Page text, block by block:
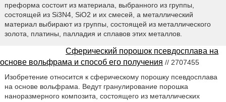
преформа состоит из материала, выбранного из группы,
состоящей из Si3N4, SiO2 и их смесей, а металлический
материал выбирают из группы, состоящей из металлического
золота, платины, палладия и сплавов этих металлов.
Сферический порошок псевдосплава на
основе вольфрама и способ его получения // 2707455
Изобретение относится к сферическому порошку псевдосплава
на основе вольфрама. Ведут гранулирование порошка
наноразмерного композита, состоящего из металлических